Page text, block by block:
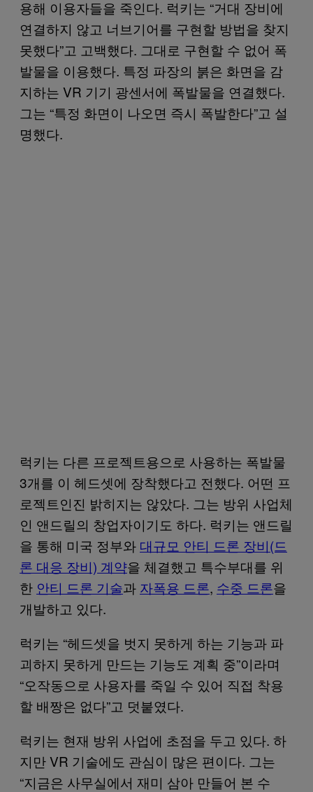
용해 이용자들을 죽인다. 럭키는 “거대 장비에
연결하지 않고 너브기어를 구현할 방법을 찾지
못했다”고 고백했다. 그대로 구현할 수 없어 폭
발물을 이용했다. 특정 파장의 붉은 화면을 감
지하는 VR 기기 광센서에 폭발물을 연결했다.
그는 “특정 화면이 나오면 즉시 폭발한다”고 설
명했다.
럭키는 다른 프로젝트용으로 사용하는 폭발물
3개를 이 헤드셋에 장착했다고 전했다. 어떤 프
로젝트인진 밝히지는 않았다. 그는 방위 사업체
인 앤드릴의 창업자이기도 하다. 럭키는 앤드릴
을 통해 미국 정부와 대규모 안티 드론 장비(드
론 대응 장비) 계약을 체결했고 특수부대를 위
한 안티 드론 기술과 자폭용 드론, 수중 드론을
개발하고 있다.
럭키는 “헤드셋을 벗지 못하게 하는 기능과 파
괴하지 못하게 만드는 기능도 계획 중”이라며
“오작동으로 사용자를 죽일 수 있어 직접 착용
할 배짱은 없다”고 덧붙였다.
럭키는 현재 방위 사업에 초점을 두고 있다. 하
지만 VR 기술에도 관심이 많은 편이다. 그는
“지금은 사무실에서 재미 삼아 만들어 본 수